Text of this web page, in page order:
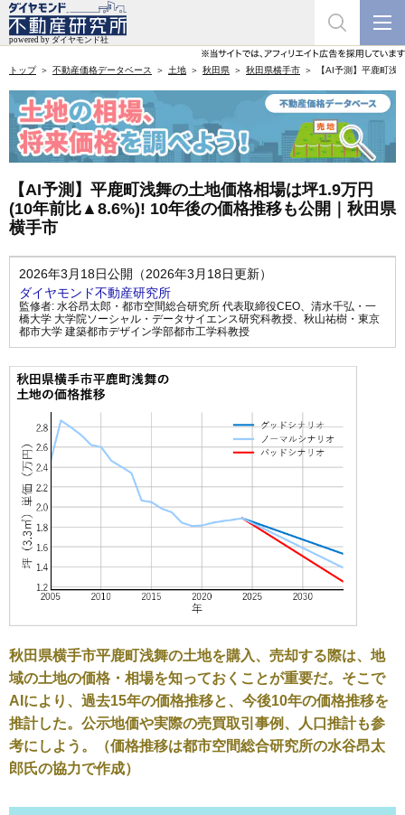
トップ 不動産価格データベース 土地 秋田県 秋田県横手市 【AI予測】平鹿町
【AI予測】平鹿町浅舞の土地価格相場は坪1.9万円
(10年前比▲8.6%)! 10年後の価格推移も公開｜秋田県
横手市
2026年3月18日公開（2026年3月18日更新）
ダイヤモンド不動産研究所
監修者: 水谷昂太郎・都市空間総合研究所 代表取締役CEO、 清水千弘・一
橋大学 大学院ソーシャル・データサイエンス研究科教授、 秋山祐樹・東京
都市大学 建築都市デザイン学部都市工学科教授
秋田県横手市平鹿町浅舞の土地を購入、売却する際は、地
域の土地の価格・相場を知っておくことが重要だ。そこで
AIにより、過去15年の価格推移と、今後10年の価格推移を
推計した。公示地価や実際の売買取引事例、人口推計も参
考にしよう。（価格推移は都市空間総合研究所の水谷昂太
郎氏の協力で作成）